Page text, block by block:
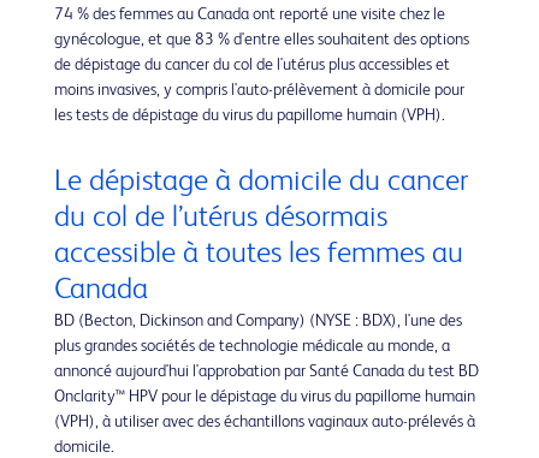
74 % des femmes au Canada ont reporté une visite chez le
gynécologue, et que 83 % d'entre elles souhaitent des options
de dépistage du cancer du col de l'utérus plus accessibles et
moins invasives, y compris l'auto-prélèvement à domicile pour
les tests de dépistage du virus du papillome humain (VPH).
Le dépistage à domicile du cancer
du col de l’utérus désormais
accessible à toutes les femmes au
Canada
BD (Becton, Dickinson and Company) (NYSE : BDX), l'une des
plus grandes sociétés de technologie médicale au monde, a
annoncé aujourd'hui l'approbation par Santé Canada du test BD
Onclarity™ HPV pour le dépistage du virus du papillome humain
(VPH), à utiliser avec des échantillons vaginaux auto-prélevés à
domicile.